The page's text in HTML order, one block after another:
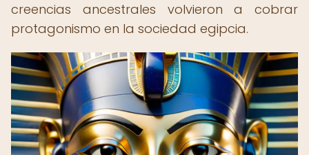
creencias ancestrales volvieron a cobrar
protagonismo en la sociedad egipcia.